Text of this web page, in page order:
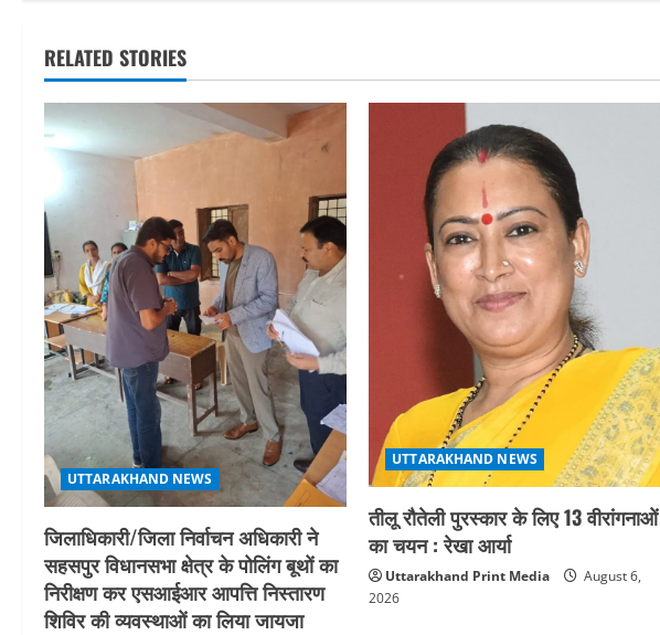
t
n
a
v
i
g
a
t
i
o
n
RELATED STORIES
UTTARAKHAND NEWS
जिलाधिकारी/जिला निर्वाचन अधिकारी ने
सहसपुर विधानसभा क्षेत्र के पोलिंग बूथों का
निरीक्षण कर एसआईआर आपत्ति निस्तारण
शिविर की व्यवस्थाओं का लिया जायजा
UTTARAKHAND NEWS
तीलू रौतेली पुरस्कार के लिए 13 वीरांगनाओं
का चयन : रेखा आर्या
Uttarakhand Print Media
August 6,
2026